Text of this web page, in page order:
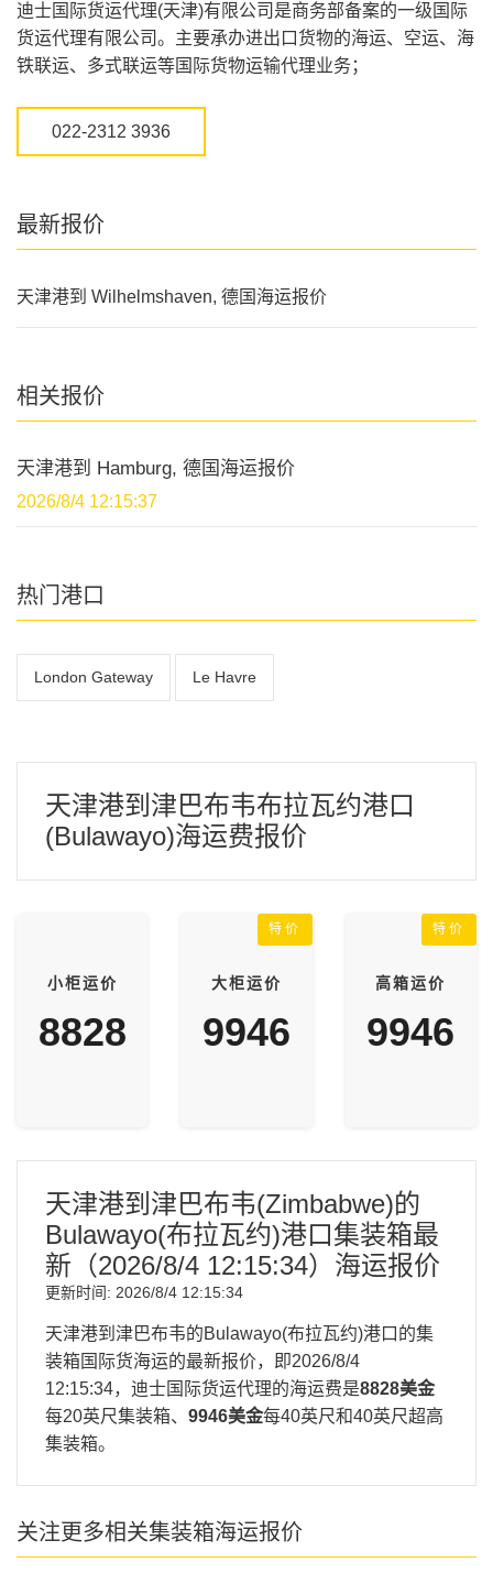
迪士国际货运代理(天津)有限公司是商务部备案的一级国际
货运代理有限公司。主要承办进出口货物的海运、空运、海
铁联运、多式联运等国际货物运输代理业务；
022-2312 3936
最新报价
天津港到 Wilhelmshaven, 德国海运报价
相关报价
天津港到 Hamburg, 德国海运报价
2026/8/4 12:15:37
热门港口
London Gateway Le Havre
天津港到津巴布韦布拉瓦约港口
(Bulawayo)海运费报价
小柜运价
8828
特价
大柜运价
9946
特价
高箱运价
9946
天津港到津巴布韦(Zimbabwe)的
Bulawayo(布拉瓦约)港口集装箱最
新（2026/8/4 12:15:34）海运报价
更新时间: 2026/8/4 12:15:34
天津港到津巴布韦的Bulawayo(布拉瓦约)港口的集
装箱国际货海运的最新报价，即2026/8/4
12:15:34，迪士国际货运代理的海运费是8828美金
每20英尺集装箱、 9946美金每40英尺和40英尺超高
集装箱。
关注更多相关集装箱海运报价